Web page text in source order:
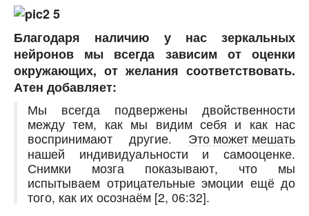
Благодаря наличию у нас зеркальных
нейронов мы всегда зависим от оценки
окружающих, от желания соответствовать.
Атен добавляет:
Мы всегда подвержены двойственности
между тем, как мы видим себя и как нас
воспринимают другие. Это может мешать
нашей индивидуальности и самооценке.
Снимки мозга показывают, что мы
испытываем отрицательные эмоции ещё до
того, как их осознаём [2, 06:32].